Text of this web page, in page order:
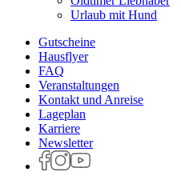
Urlaub mit Hund
Gutscheine
Hausflyer
FAQ
Veranstaltungen
Kontakt und Anreise
Lageplan
Karriere
Newsletter